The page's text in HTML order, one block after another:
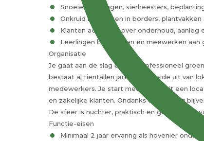
Snoeien van hagen, sierheesters,
Onkruid beheersen in borders, plantvakken
Klanten adviseren over onderhoud, aanleg
Leerlingen begeleiden en meewerken aan
Organisatie
Je gaat aan de slag bij een professioneel
bestaat al tientallen jaren en groeide uit van
medewerkers. Je start meestal vanuit een
en zakelijke klanten. Ondanks de omvang
De sfeer is nuchter, praktisch en gericht op
Functie-eisen
Minimaal 2 jaar ervaring als hovenier